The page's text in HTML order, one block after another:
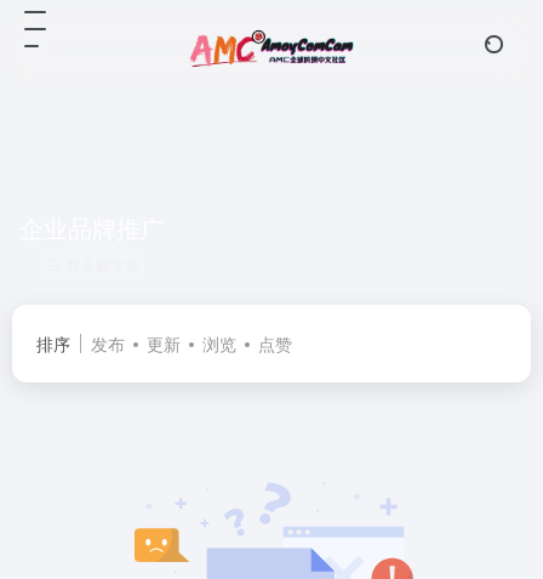
排序 发布 更新 浏览 点赞